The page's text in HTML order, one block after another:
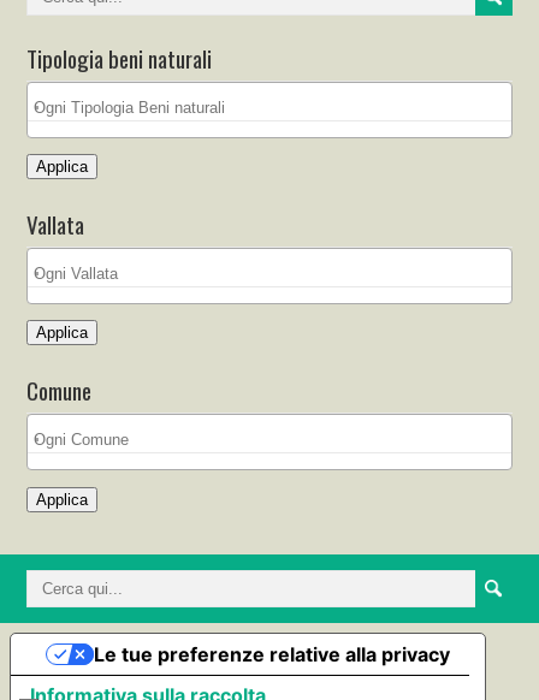
Tipologia beni naturali
Applica
Vallata
Applica
Comune
Applica
Informativa sulla raccolta
Le tue preferenze relative alla privacy